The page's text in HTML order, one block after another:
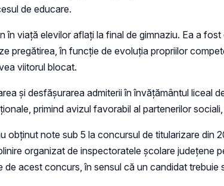
de educare.
în viață elevilor aflați la final de gimnaziu. Ea a
pregătirea, în funcție de evoluția propriilor
viitorul blocat.
și desfășurarea admiterii în învățământul liceal
primind avizul favorabil al partenerilor
obținut note sub 5 la concursul de titularizare din
organizat de inspectoratele școlare județene
acest concurs, în sensul că un candidat